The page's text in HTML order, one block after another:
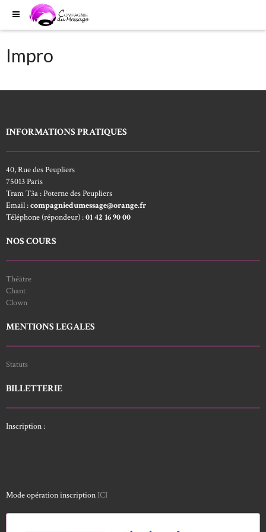
Impro
INFORMATIONS PRATIQUES
40, Rue des Peupliers
75013 Paris
Tram T3a : Poterne des Peupliers
Email :compagniedumessage@orange.fr
Téléphone (répondeur) :01 42 16 90 00
NOS COURS
Théâtre
Chant
Clown
MENTIONS LEGALES
Statuts
BILLETTERIE
Inscription :
Mode opération inscription ICI